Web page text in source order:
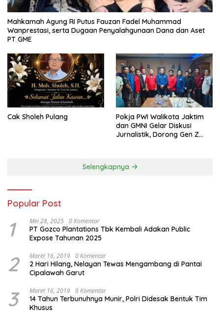
Mahkamah Agung RI Putus Fauzan Fadel Muhammad
Wanprestasi, serta Dugaan Penyalahgunaan Dana dan Aset
PT GME
Cak Sholeh Pulang
Pokja PWI Walikota Jaktim
dan GMNI Gelar Diskusi
Jurnalistik, Dorong Gen Z
Selengkapnya
Popular Post
1 Mei 28, 2025 0 Komentar
PT Gozco Plantations Tbk Kembali Adakan Public
Expose Tahunan 2025
2 Maret 16, 2019 0 Komentar
2 Hari Hilang, Nelayan Tewas Mengambang di Pantai
Cipalawah Garut
3 Maret 16, 2019 0 Komentar
14 Tahun Terbunuhnya Munir, Polri Didesak Bentuk Tim
Khusus